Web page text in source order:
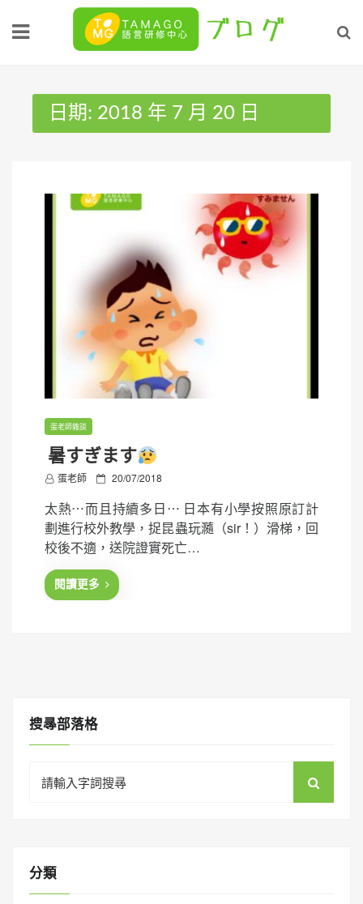
日期: 2018 年 7 月 20 日
蛋老師雜談
暑すぎます
蛋老師
P
s
t
e
d
20/07/2018
太熱⋯而且持續多日⋯ 日本有小學按照原訂計
劃進行校外教學，捉昆蟲玩瀡（sir！）滑梯，回
校後不適，送院證實死亡…
閱讀更多
搜㝷部落格
for:
分類